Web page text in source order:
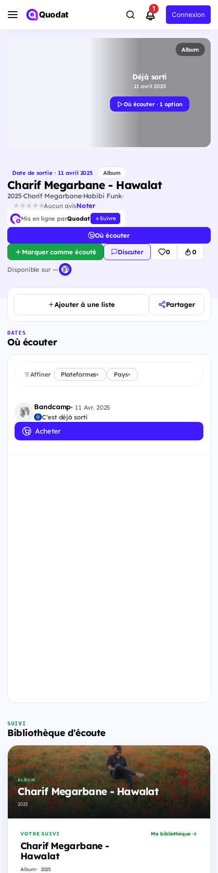
Quodat
1
Connexion
Album
Déjà sorti
11 avril 2025
Où écouter · 1 option
Date de sortie · 11 avril 2025 Album
Charif Megarbane - Hawalat
2025 Charif MegarbaneHabibi Funk
Aucun avisNoter
Mis en ligne parQuodat Suivre
Où écouter
Marquer comme écouté Discuter 0 0
Disponible sur —
Ajouter à une liste Partager
DATES
Où écouter
Affiner Plateformes▾ Pays▾
Bandcamp• 11 Avr. 2025
C'est déjà sorti
Acheter
SUIVI
Bibliothèque d'écoute
ALBUM
Charif Megarbane - Hawalat
2025
VOTRE SUIVI
Charif Megarbane -
Hawalat
Album 2025
Ma bibliothèque